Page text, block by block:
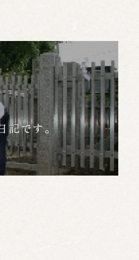
記です。